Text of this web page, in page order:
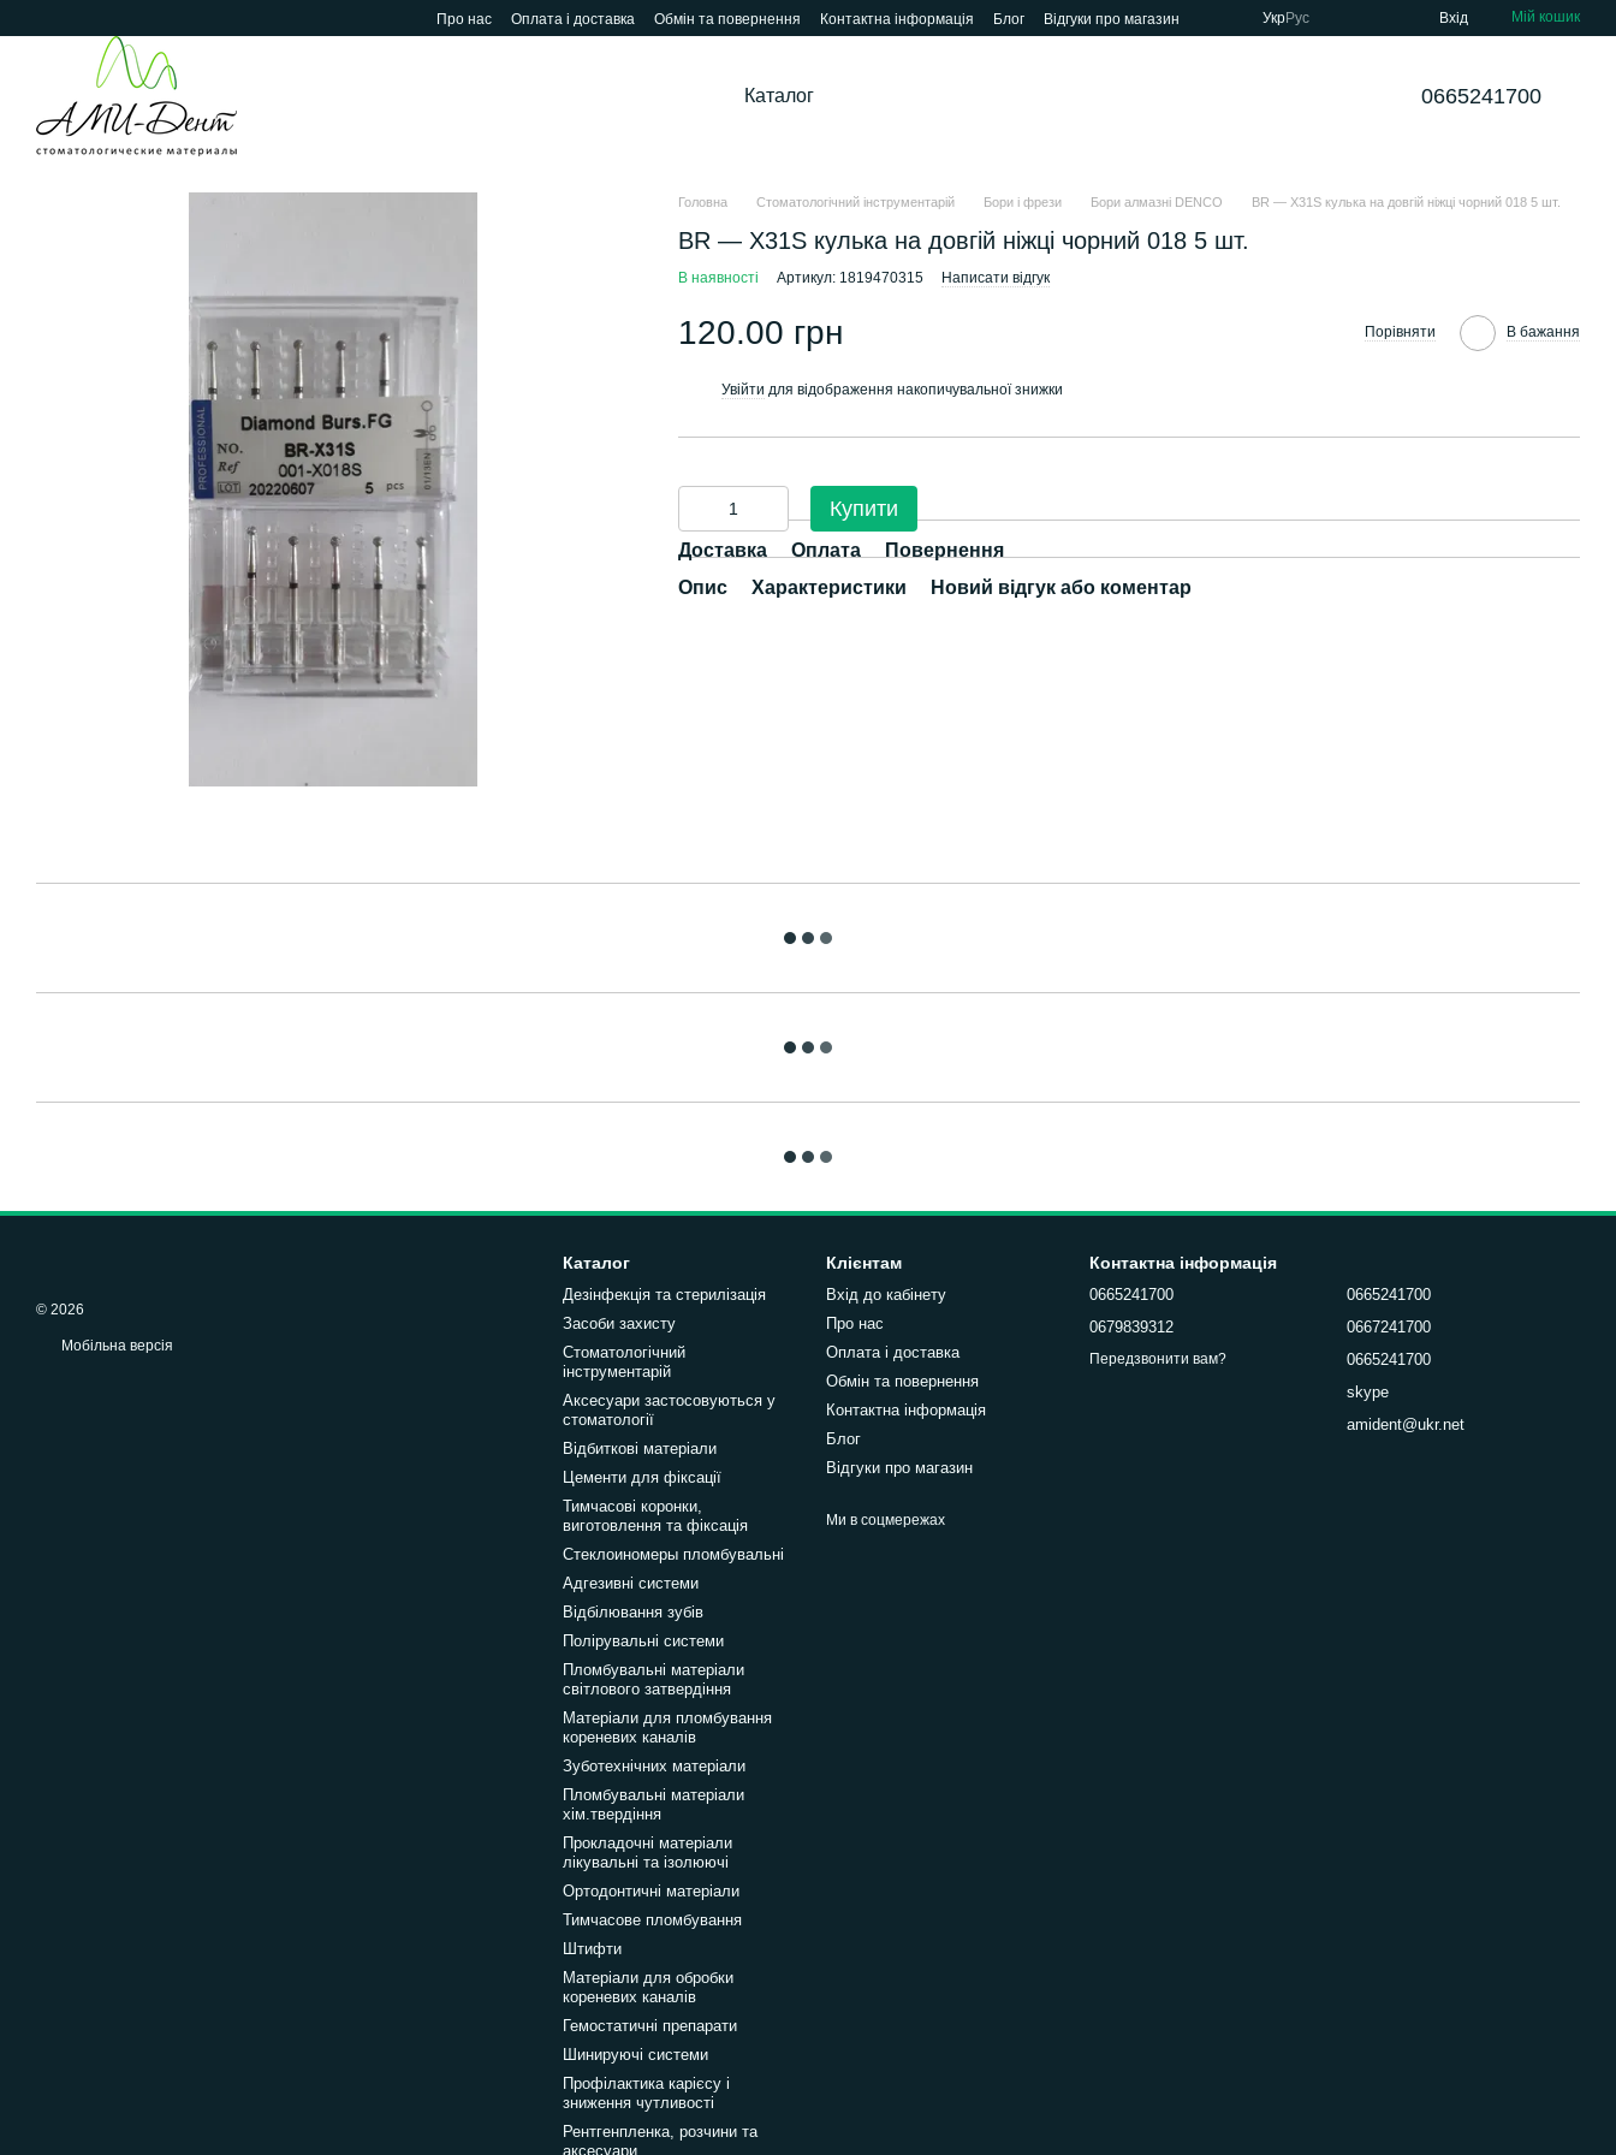
Про нас Оплата і доставка Обмін та повернення Контактна інформація Блог Відгуки про магазин УкрРус Вхід Мій кошик
Каталог 0665241700
Головна Стоматологічний інструментарій Бори і фрези Бори алмазні DENCO BR — X31S кулька на довгій ніжці чорний 018 5 шт.
BR — X31S кулька на довгій ніжці чорний 018 5 шт.
В наявності Артикул: 1819470315 Написати відгук
120.00 грн Порівняти В бажання
Увійти для відображення накопичувальної знижки
Купити
Доставка Оплата
Повернення
Опис
Характеристики Новий відгук або коментар
© 2026
Мобільна версія
Каталог
Дезінфекція та стерилізація
Засоби захисту
Стоматологічний
інструментарій
Аксесуари застосовуються у
стоматології
Відбиткові матеріали
Цементи для фіксації
Тимчасові коронки,
виготовлення та фіксація
Стеклоиномеры пломбувальні
Адгезивні системи
Відбілювання зубів
Полірувальні системи
Пломбувальні матеріали
світлового затвердіння
Матеріали для пломбування
кореневих каналів
Зуботехнічних матеріали
Пломбувальні матеріали
хім.твердіння
Прокладочні матеріали
лікувальні та ізолюючі
Ортодонтичні матеріали
Тимчасове пломбування
Штифти
Матеріали для обробки
кореневих каналів
Гемостатичні препарати
Шинируючі системи
Профілактика карієсу і
зниження чутливості
Рентгенпленка, розчини та
аксесуари
Клієнтам
Вхід до кабінету
Про нас
Оплата і доставка
Обмін та повернення
Контактна інформація
Блог
Відгуки про магазин
Ми в соцмережах
Контактна інформація
0665241700
0679839312
Передзвонити вам?
0665241700
0667241700
0665241700
skype
amident@ukr.net